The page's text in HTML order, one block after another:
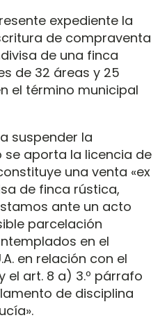
expediente la
de compraventa
de una finca
de 32 áreas y 25
el término municipal
suspender la
se aporta la licencia de
una venta «ex
de finca rústica,
ante un acto
parcelación
en el
en relación con el
el art. 8 a) 3.º párrafo
de disciplina